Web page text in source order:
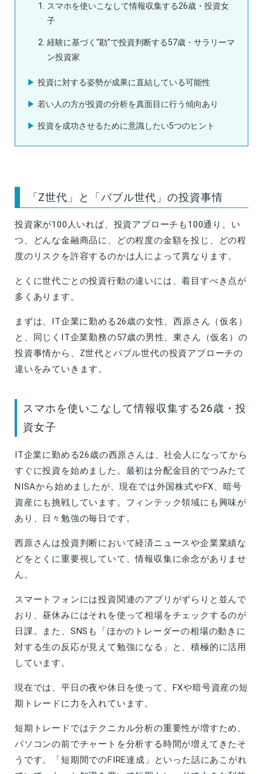
スマホを使いこなして情報収集する26歳・投資女
子
経験に基づく“勘”で投資判断する57歳・サラリーマ
ン投資家
投資に対する姿勢が成果に直結している可能性
若い人の方が投資の分析を真面目に行う傾向あり
投資を成功させるために意識したい5つのヒント
「Z世代」と「バブル世代」の投資事情
投資家が100人いれば、投資アプローチも100通り。い
つ、どんな金融商品に、どの程度の金額を投じ、どの程
度のリスクを許容するのかは人によって異なります。
とくに世代ごとの投資行動の違いには、着目すべき点が
多くあります。
まずは、IT企業に勤める26歳の女性、西原さん（仮名）
と、同じくIT企業勤務の57歳の男性、東さん（仮名）の
投資事情から、Z世代とバブル世代の投資アプローチの
違いをみていきます。
スマホを使いこなして情報収集する26歳・投
資女子
IT企業に勤める26歳の西原さんは、社会人になってから
すぐに投資を始めました。最初は分配金目的でつみたて
NISAから始めましたが、現在では外国株式やFX、暗号
資産にも挑戦しています。フィンテック領域にも興味が
あり、日々勉強の毎日です。
西原さんは投資判断において経済ニュースや企業業績な
どをとくに重要視していて、情報収集に余念がありませ
ん。
スマートフォンには投資関連のアプリがずらりと並んで
おり、昼休みにはそれを使って相場をチェックするのが
日課。また、SNSも「ほかのトレーダーの相場の動きに
対する生の反応が見えて勉強になる」と、積極的に活用
しています。
現在では、平日の夜や休日を使って、FXや暗号資産の短
期トレードに力を入れています。
短期トレードではテクニカル分析の重要性が増すため、
パソコンの前でチャートを分析する時間が増えてきたそ
うです。「短期間でのFIRE達成」といった話にあこがれ